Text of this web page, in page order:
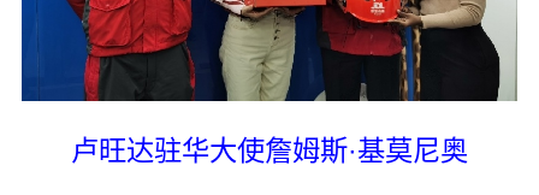
卢旺达驻华大使詹姆斯·基莫尼奥